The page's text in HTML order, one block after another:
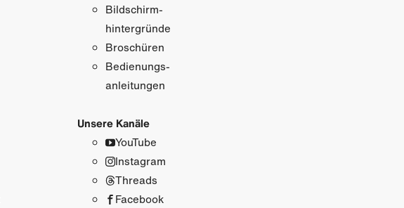
Bildschirm­
hintergründe
Broschüren
Bedienungs­
anleitungen
Unsere Kanäle
YouTube
Instagram
Threads
Facebook